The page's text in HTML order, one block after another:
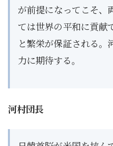
が前提になってこそ、
ては世界の平和に貢献
と繁栄が保証される。
力に期待する。
河村団長